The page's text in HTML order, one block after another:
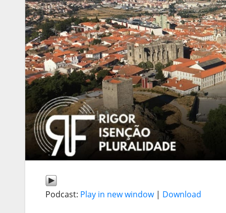
Podcast: Play in new window| Download